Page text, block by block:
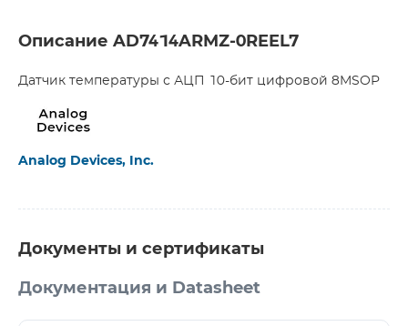
Описание AD7414ARMZ-0REEL7
Датчик температуры с АЦП 10-бит цифровой 8MSOP
Analog Devices, Inc.
Документы и сертификаты
Документация и Datasheet